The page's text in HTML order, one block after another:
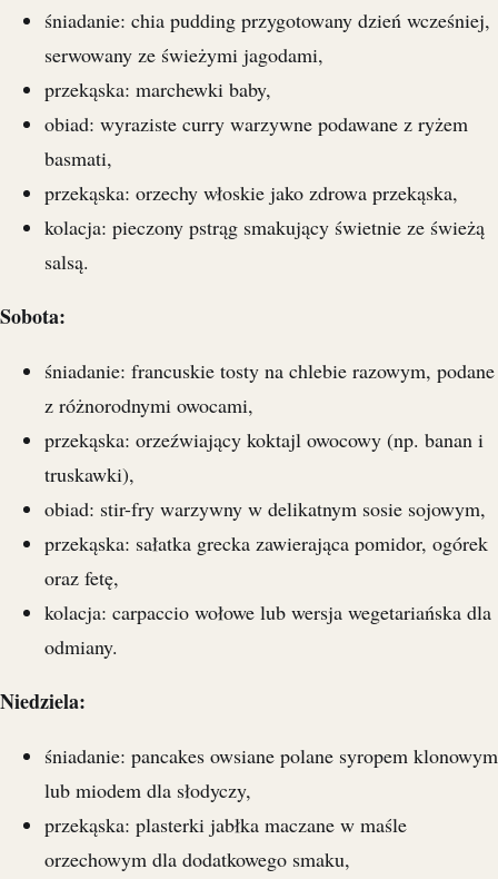
śniadanie: chia pudding przygotowany dzień wcześniej,
serwowany ze świeżymi jagodami,
przekąska: marchewki baby,
obiad: wyraziste curry warzywne podawane z ryżem
basmati,
przekąska: orzechy włoskie jako zdrowa przekąska,
kolacja: pieczony pstrąg smakujący świetnie ze świeżą
salsą.
Sobota:
śniadanie: francuskie tosty na chlebie razowym, podane
z różnorodnymi owocami,
przekąska: orzeźwiający koktajl owocowy (np. banan i
truskawki),
obiad: stir-fry warzywny w delikatnym sosie sojowym,
przekąska: sałatka grecka zawierająca pomidor, ogórek
oraz fetę,
kolacja: carpaccio wołowe lub wersja wegetariańska dla
odmiany.
Niedziela:
śniadanie: pancakes owsiane polane syropem klonowym
lub miodem dla słodyczy,
przekąska: plasterki jabłka maczane w maśle
orzechowym dla dodatkowego smaku,